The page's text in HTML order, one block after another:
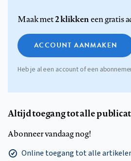
Maak met2 klikkeneen gratis
ACCOUNT AANMAKEN
Heb je al een account of een
Altijd toegang tot alle
Abonneer vandaag nog!
Online toegang tot alle